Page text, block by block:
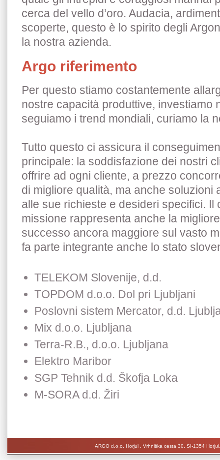
cerca del vello d’oro. Audacia,
scoperte, questo è lo spirito degli
la nostra azienda.
Argo riferimento
Per questo stiamo costantemente
nostre capacità produttive, investiamo
seguiamo i trend mondiali, curiamo la
Tutto questo ci assicura il
principale: la soddisfazione dei nostri
offrire ad ogni cliente, a prezzo
di migliore qualità, ma anche soluzioni
alle sue richieste e desideri specifici. Il
missione rappresenta anche la
successo ancora maggiore sul vasto
fa parte integrante anche lo stato
TELEKOM Slovenije, d.d.
TOPDOM d.o.o. Dol pri Ljubljani
Poslovni sistem Mercator, d.d.
Mix d.o.o. Ljubljana
Terra-R.B., d.o.o. Ljubljana
Elektro Maribor
SGP Tehnik d.d. Škofja Loka
M-SORA d.d. Žiri
ARGO d.o.o. Horjul , Vrhniška cesta 30, SI-1354